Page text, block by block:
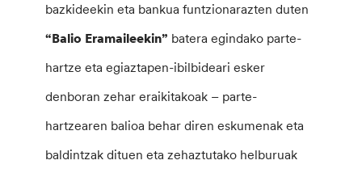
bazkideekin eta bankua funtzionarazten duten
“Balio Eramaileekin” batera egindako parte-
hartze eta egiaztapen-ibilbideari esker
denboran zehar eraikitakoak – parte-
hartzearen balioa behar diren eskumenak eta
baldintzak dituen eta zehaztutako helburuak